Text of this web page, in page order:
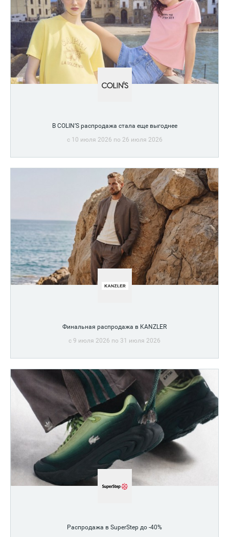
В COLIN’S распродажа стала еще выгоднее
c 10 июля 2026 по 26 июля 2026
Финальная распродажа в KANZLER
c 9 июля 2026 по 31 июля 2026
Распродажа в SuperStep до -40%